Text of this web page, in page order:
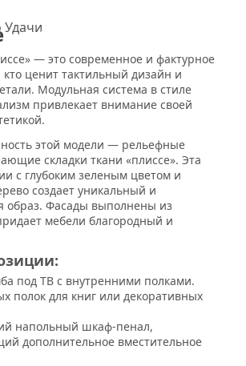
— это современное и фактурное
ценит тактильный дизайн и
Модульная система в стиле
привлекает внимание своей
этой модели — рельефные
складки ткани «плиссе». Эта
с глубоким зеленым цветом и
создает уникальный и
Фасады выполнены из
мебели благородный и
под ТВ с внутренними полками.
полок для книг или декоративных
напольный шкаф-пенал,
дополнительное вместительное